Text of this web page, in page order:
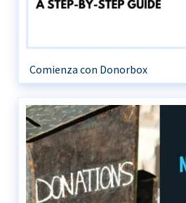
Comienza con Donorbox